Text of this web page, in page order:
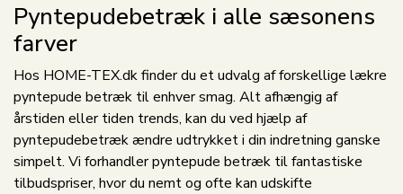
Pyntepudebetræk i alle sæsonens
farver
Hos HOME-TEX.dk finder du et udvalg af forskellige lækre
pyntepude betræk til enhver smag. Alt afhængig af
årstiden eller tiden trends, kan du ved hjælp af
pyntepudebetræk ændre udtrykket i din indretning ganske
simpelt. Vi forhandler pyntepude betræk til fantastiske
tilbudspriser, hvor du nemt og ofte kan udskifte